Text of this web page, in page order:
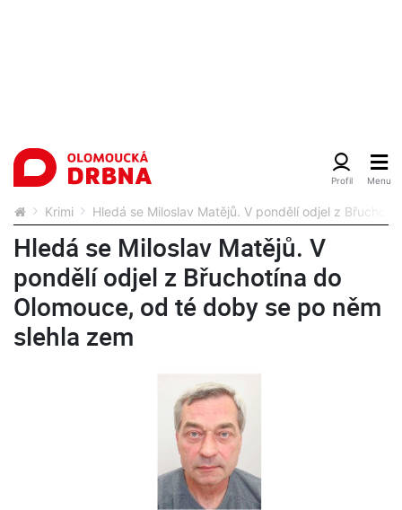
Krimi Hledá se Miloslav Matějů. V pondělí odjel z
Hledá se Miloslav Matějů. V
pondělí odjel z Břuchotína do
Olomouce, od té doby se po něm
slehla zem